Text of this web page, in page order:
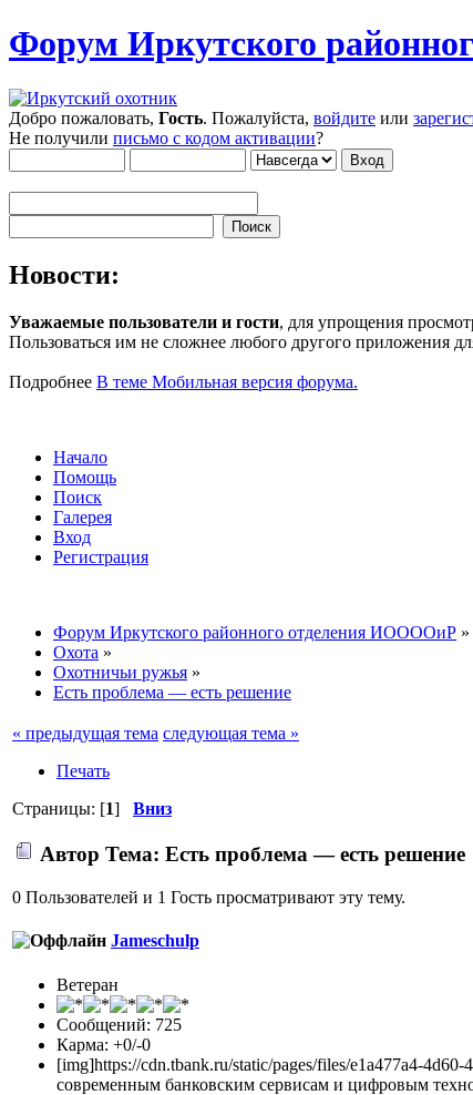
Форум Иркутского
Добро пожаловать, Гость. Пожалуйста, войдите или
Не получили письмо с кодом активации?
Новости:
Уважаемые пользователи и гости, для упрощения
Пользоваться им не сложнее любого другого приложения
Подробнее В теме Мобильная версия форума.
Начало
Помощь
Поиск
Галерея
Вход
Регистрация
Форум Иркутского районного отделения ИООООиР »
Охота »
Охотничьи ружья »
Есть проблема — есть решение
« предыдущая тема следующая тема »
Печать
Страницы: [1] Вниз
Автор Тема: Есть проблема — есть
0 Пользователей и 1 Гость просматривают эту тему.
Jameschulp
Ветеран
Сообщений: 725
Карма: +0/-0
[img]https://cdn.tbank.ru/static/pages/files/e1a477a4-
современным банковским сервисам и цифровым